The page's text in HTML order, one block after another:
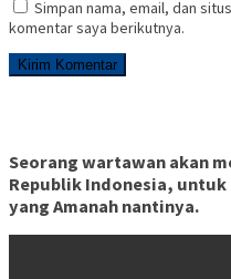
Simpan nama, email, dan
komentar saya berikutnya.
Seorang wartawan akan
Republik Indonesia,
yang Amanah nantinya.